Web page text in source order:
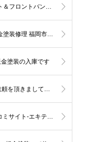
メルセデスベンツW213 Eクラス ドアの板金塗装修理 福岡市早良区N様
塗装の入庫です